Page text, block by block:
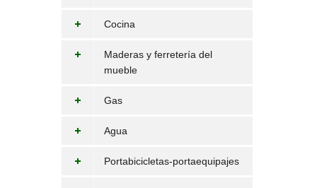
Cocina
Maderas y ferretería del
mueble
Gas
Agua
Portabicicletas-portaequipajes